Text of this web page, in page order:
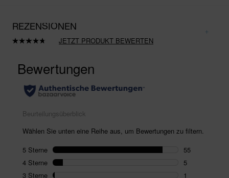
REZENSIONEN
63
Link
auf
derselben
Seite.
JETZT PRODUKT BEWERTEN